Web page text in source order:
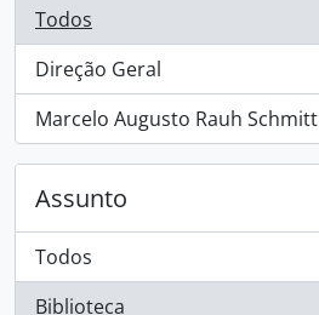
Todos
Direção Geral
, 1 resultados
Marcelo Augusto Rauh Schmitt
, 1 resultados
Assunto
Todos
Biblioteca